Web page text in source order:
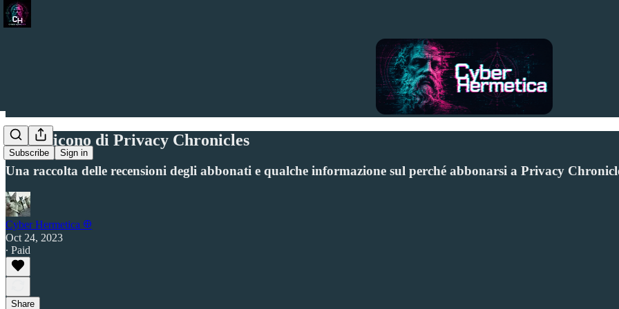
Subscribe Sign in
Cosa dicono di Privacy Chronicles
Una raccolta delle recensioni degli abbonati e qualche informazione sul perché abbonarsi a Privacy
Cyber Hermetica 𐀏
Oct 24, 2023
∙ Paid
Share